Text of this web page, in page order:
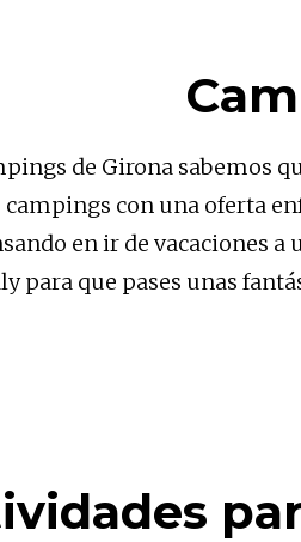
de Girona sabemos
campings con una oferta
en ir de vacaciones
para que pases unas